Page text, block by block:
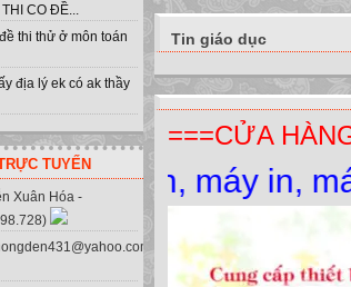
CO ĐỀ...
thi thử ở môn toán
địa lý ek có ak thầy
TUYẾN
Xuân Hóa -
Tin giáo dục
===CỬA
tính, máy in, máy